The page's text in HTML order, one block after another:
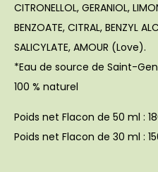
CITRONELLOL, GERANIOL,
BENZOATE, CITRAL, BENZYL
SALICYLATE, AMOUR (Love).
*Eau de source de Saint-
100 % naturel
Poids net Flacon de 50 ml :
Poids net Flacon de 30 ml :